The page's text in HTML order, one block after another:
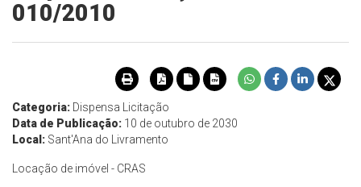
010/2010
Categoria: Dispensa Licitação
Data de Publicação: 10 de outubro de 2030
Local: Sant'Ana do Livramento
Locação de imóvel - CRAS